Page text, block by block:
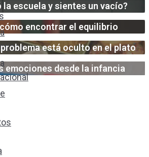
la escuela y sientes un vacío?
encontrar el equilibrio
está oculto en el plato
emociones desde la infancia